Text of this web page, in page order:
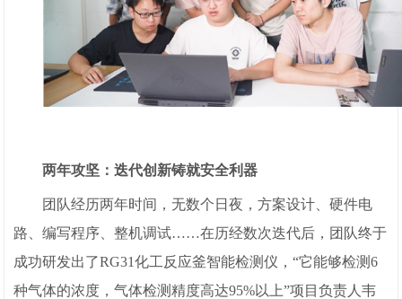
两年攻坚：迭代创新铸就安全利器
团队经历两年时间，无数个日夜，方案设计、硬件电
路、编写程序、整机调试……在历经数次迭代后，团队终于
成功研发出了RG31化工反应釜智能检测仪，“它能够检测6
种气体的浓度，气体检测精度高达95%以上”项目负责人韦